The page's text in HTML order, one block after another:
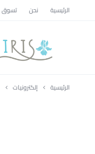
الرئيسية نحن تسوق
|
متجر
الرئيسية إلكترونيات